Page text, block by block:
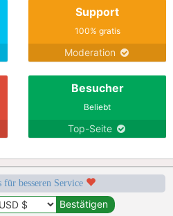
Support
100% gratis
Moderation
Besucher
Beliebt
Top-Seite
für besseren Service